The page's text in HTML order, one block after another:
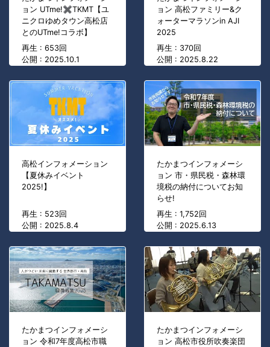
ョン UTme!✖TKMT【ユ
ニクロゆめタウン高松店
とのUTme!コラボ】
再生 : 653回
公開 : 2025.10.1
ョン 高松ファミリー&ク
ォーターマラソンin AJI
2025
再生 : 370回
公開 : 2025.8.22
高松インフォメーション
【夏休みイベント
2025!】
再生 : 523回
公開 : 2025.8.4
たかまつインフォメーシ
ョン 市・県民税・森林環
境税の納付についてお知
らせ!
再生 : 1,752回
公開 : 2025.6.13
たかまつインフォメーシ
ョン 令和7年度高松市職
たかまつインフォメーシ
ョン 高松市役所吹奏楽団